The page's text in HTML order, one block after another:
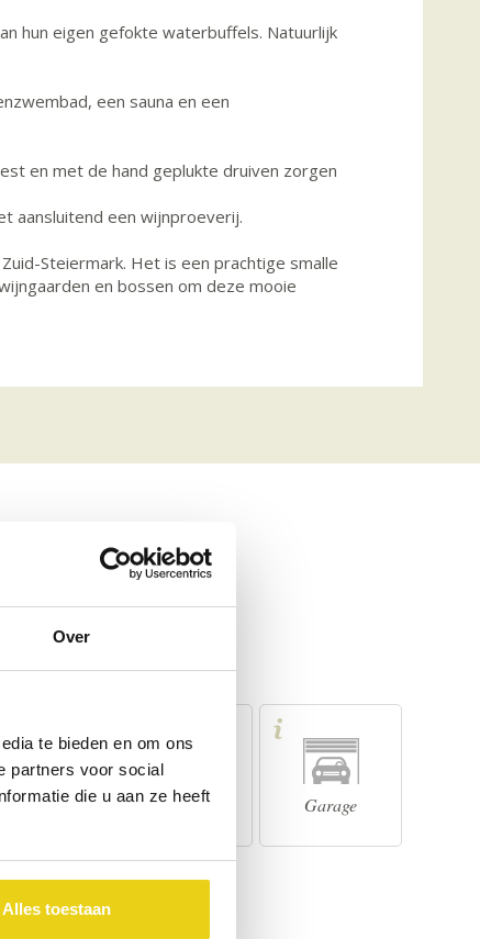
Over
te bieden en om ons
partners voor social
die u aan ze heeft
Alles toestaan
hun eigen gefokte waterbuffels. Natuurlijk
een sauna en een
en met de hand geplukte druiven zorgen
aansluitend een wijnproeverij.
Steiermark. Het is een prachtige smalle
en bossen om deze mooie
Parkeer-
Garage